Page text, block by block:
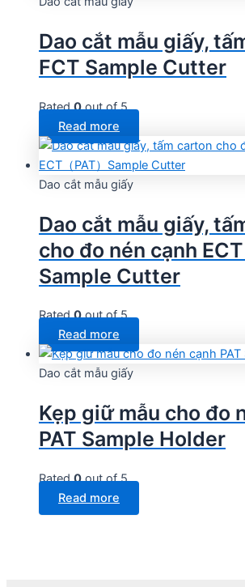
Dao cắt mẫu giấy,
FCT Sample Cutter
Rated0out of 5
Read more
Dao cắt mẫu giấy
Dao cắt mẫu giấy,
cho đo nén cạnh ECT
Sample Cutter
Rated0out of 5
Read more
Dao cắt mẫu giấy
Kẹp giữ mẫu cho đo
PAT Sample Holder
Rated0out of 5
Read more